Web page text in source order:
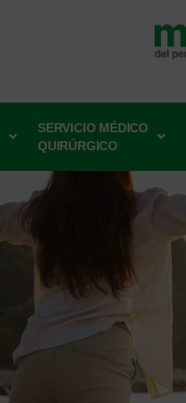
SERVICIO MÉDICO
QUIRÚRGICO